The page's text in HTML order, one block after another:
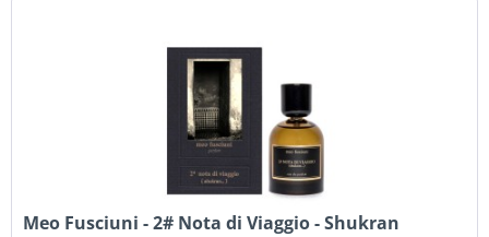
Meo Fusciuni - 2# Nota di Viaggio - Shukran